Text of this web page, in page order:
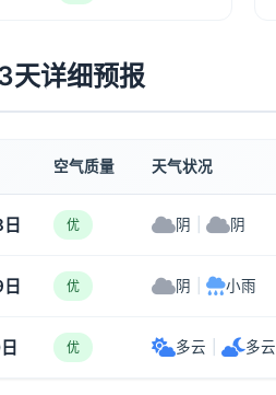
天详细预报
空气质量 天气状况
优 阴 阴
优 阴 小雨
优 多云 多云